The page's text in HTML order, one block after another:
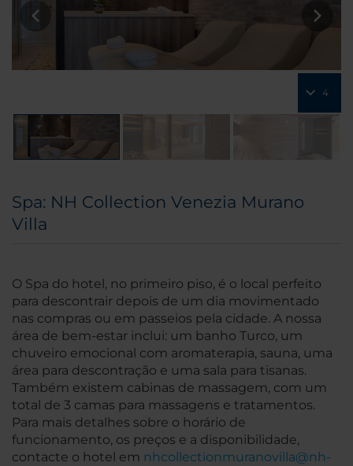
4
Spa: NH Collection Venezia Murano
Villa
O Spa do hotel, no primeiro piso, é o local perfeito
para descontrair depois de um dia movimentado
nas compras ou em passeios pela cidade. A nossa
área de bem-estar inclui: um banho Turco, um
chuveiro emocional com aromaterapia, sauna, uma
área para descontração e uma sala para tisanas.
Também existem cabinas de massagem, com um
total de 3 camas para massagens e tratamentos.
Para mais detalhes sobre o horário de
funcionamento, os preços e a disponibilidade,
contacte o hotel em nhcollectionmuranovilla@nh-